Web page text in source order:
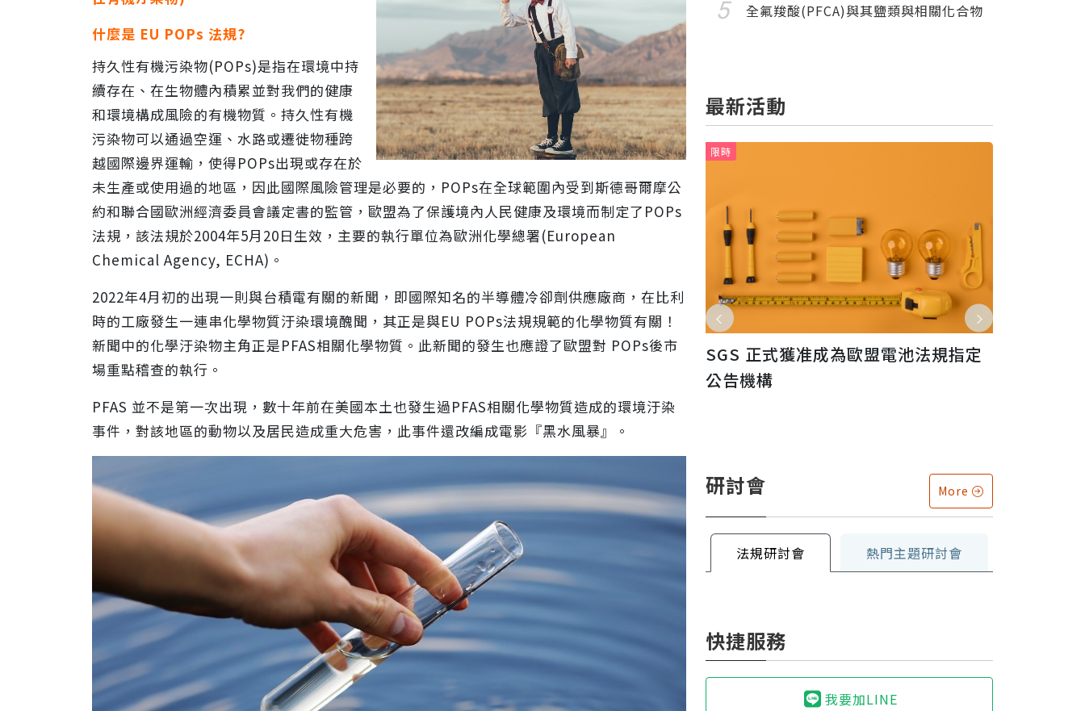
什麼是 EU POPs 法規?
持久性有機污染物(POPs)是指在環境中持
續存在、在生物體內積累並對我們的健康
和環境構成風險的有機物質。持久性有機
污染物可以通過空運、水路或遷徙物種跨
越國際邊界運輸，使得POPs出現或存在於
未生產或使用過的地區，因此國際風險管理是必要的，POPs在全球範圍內受到斯德哥爾摩公
約和聯合國歐洲經濟委員會議定書的監管，歐盟為了保護境內人民健康及環境而制定了POPs
法規，該法規於2004年5月20日生效，主要的執行單位為歐洲化學總署(European
Chemical Agency, ECHA)。
2022年4月初的出現一則與台積電有關的新聞，即國際知名的半導體冷卻劑供應廠商，在比利
時的工廠發生一連串化學物質汙染環境醜聞，其正是與EU POPs法規規範的化學物質有關！
新聞中的化學汙染物主角正是PFAS相關化學物質。此新聞的發生也應證了歐盟對 POPs後市
場重點稽查的執行。
PFAS 並不是第一次出現，數十年前在美國本土也發生過PFAS相關化學物質造成的環境汙染
事件，對該地區的動物以及居民造成重大危害，此事件還改編成電影『黑水風暴』。
全氟羧酸(PFCA)與其鹽類與相關化合物
最新活動
SGS 推動友善海洋標章第三方查驗服
務，攜手企業與品牌業者建構可信賴...
限時
高品質再生鋁錠通過SGS綠色標章驗
限時
SGS 正式獲准成為歐盟電池法規指定
公告機構
研討會 More
法規研討會 熱門主題研討會
快捷服務
我要加LINE